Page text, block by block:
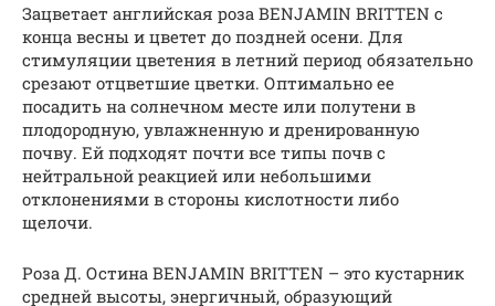
Зацветает английская роза BENJAMIN BRITTEN с
конца весны и цветет до поздней осени. Для
стимуляции цветения в летний период обязательно
срезают отцветшие цветки. Оптимально ее
посадить на солнечном месте или полутени в
плодородную, увлажненную и дренированную
почву. Ей подходят почти все типы почв с
нейтральной реакцией или небольшими
отклонениями в стороны кислотности либо
щелочи.
Роза Д. Остина BENJAMIN BRITTEN – это кустарник
средней высоты, энергичный, образующий